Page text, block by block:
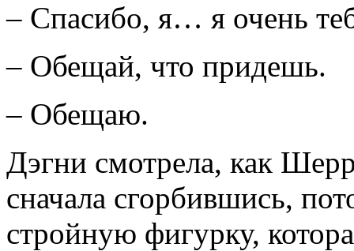
– Спасибо, я… я очень
– Обещай, что придешь.
– Обещаю.
Дэгни смотрела, как
сначала сгорбившись,
стройную фигурку,